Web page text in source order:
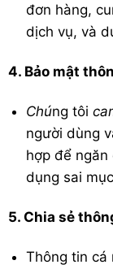
đơn hàng,
dịch vụ, và
4. Bảo mật
Chúng tôi
người dùng
hợp để
dụng sai
5. Chia sẻ
Thông tin cá